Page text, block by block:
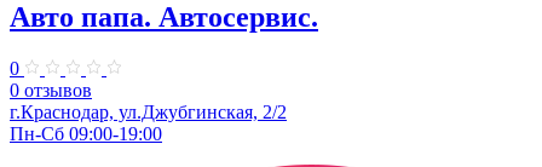
Авто папа. ​Автосервис.
0
0 отзывов
г.Краснодар, ул.Джубгинская, 2/2
Пн-Сб 09:00-19:00